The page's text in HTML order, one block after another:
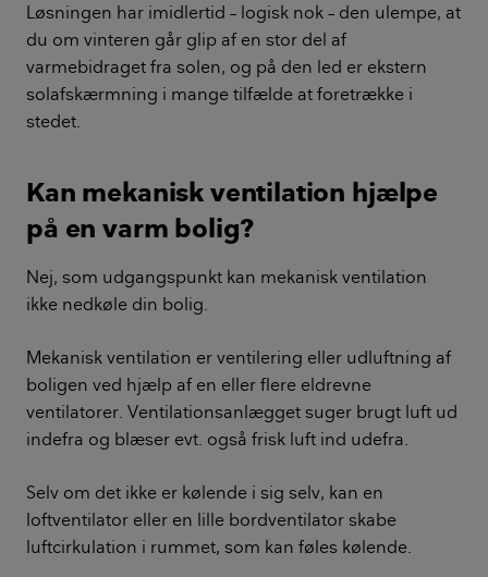
Løsningen har imidlertid – logisk nok – den ulempe, at
du om vinteren går glip af en stor del af
varmebidraget fra solen, og på den led er ekstern
solafskærmning i mange tilfælde at foretrække i
stedet.
Kan mekanisk ventilation hjælpe
på en varm bolig?
Nej, som udgangspunkt kan mekanisk ventilation
ikke nedkøle din bolig.
Mekanisk ventilation er ventilering eller udluftning af
boligen ved hjælp af en eller flere eldrevne
ventilatorer. Ventilationsanlægget suger brugt luft ud
indefra og blæser evt. også frisk luft ind udefra.
Selv om det ikke er kølende i sig selv, kan en
loftventilator eller en lille bordventilator skabe
luftcirkulation i rummet, som kan føles kølende.